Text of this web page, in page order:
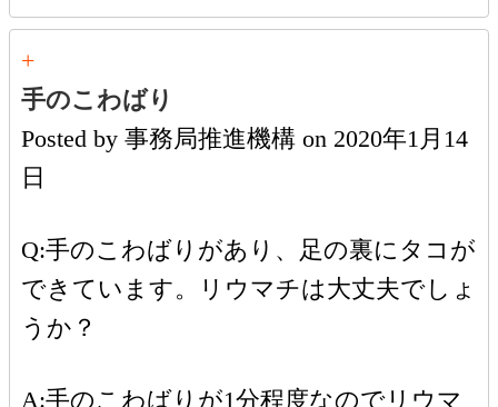
+
手のこわばり
Posted by 事務局推進機構 on 2020年1月14
日
Q:手のこわばりがあり、足の裏にタコが
できています。リウマチは大丈夫でしょ
うか？
A:手のこわばりが1分程度なのでリウマ